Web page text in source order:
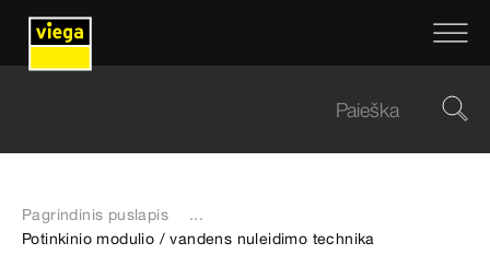
Pagrindinis puslapis
...
Potinkinio modulio / vandens nuleidimo technika